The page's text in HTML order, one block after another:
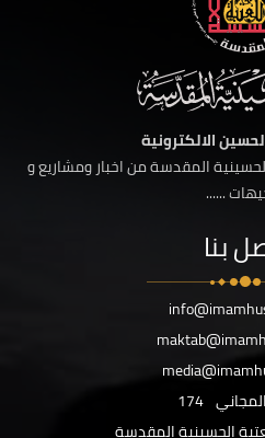
الالكترونية
المقدسة من اخبار ومشاريع و
......
بنا
174
الحسينية المقدسة